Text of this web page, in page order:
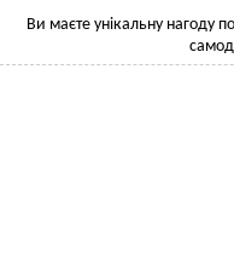
Ви маєте унікальну нагоду